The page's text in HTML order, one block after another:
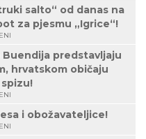
salto“ od danas na
za pjesmu „Igrice“!
Buendija predstavljaju
hrvatskom običaju
i obožavateljice!